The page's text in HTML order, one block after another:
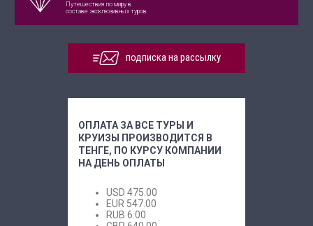
Путешествия по миру в
составе эксклюзивных туров
подписка на рассылку
ОПЛАТА ЗА ВСЕ ТУРЫ И
КРУИЗЫ ПРОИЗВОДИТСЯ В
ТЕНГЕ, ПО КУРСУ КОМПАНИИ
НА ДЕНЬ ОПЛАТЫ
USD 475.00
EUR 547.00
RUB 6.00